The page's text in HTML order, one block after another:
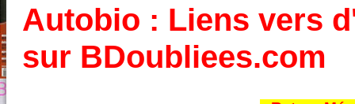
Autobio : Liens vers
sur BDoubliees.com